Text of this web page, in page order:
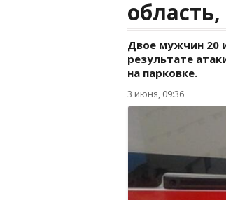
Двое мужчин 20
результате
на парковке.
3 июня, 09:36